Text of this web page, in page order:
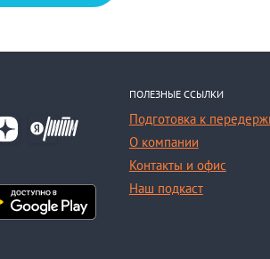
ПОЛЕЗНЫЕ ССЫЛКИ
Подготовка к
О компании
Контакты и офис
Наш подкаст